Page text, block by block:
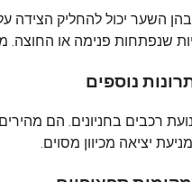
השער יכול להחליק הצידה
שנפתחות פנימה או החוצה.
נוספים
רכבים בחניונים. הם
יציאה מכיוון מסוים.